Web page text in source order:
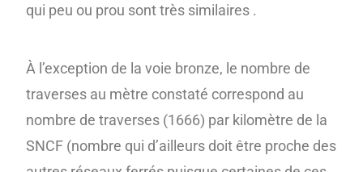
qui peu ou prou sont très similaires .
À l’exception de la voie bronze, le nombre de
traverses au mètre constaté correspond au
nombre de traverses (1666) par kilomètre de la
SNCF (nombre qui d’ailleurs doit être proche des